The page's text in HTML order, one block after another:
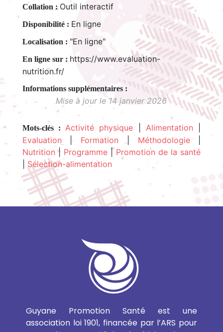
Collation : Outil interactif
Disponibilité : En ligne
Localisation : "En ligne"
En ligne sur : https://www.evaluation-
nutrition.fr/
Mise à jour le 14 janvier 2026
Mots-clés : Activité physique Alimentation
Evaluation | Formation | Méthodologie|
Nutrition | Programme| Promotion de la santé
Sélection-alimentation
Guyane Promotion Santé est une
association loi 1901, financée par l’ARS pour